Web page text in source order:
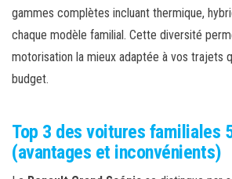
gammes complètes incluant thermique,
chaque modèle familial. Cette diversité
motorisation la mieux adaptée à vos trajets
budget.
Top 3 des voitures familiales
(avantages et inconvénients)